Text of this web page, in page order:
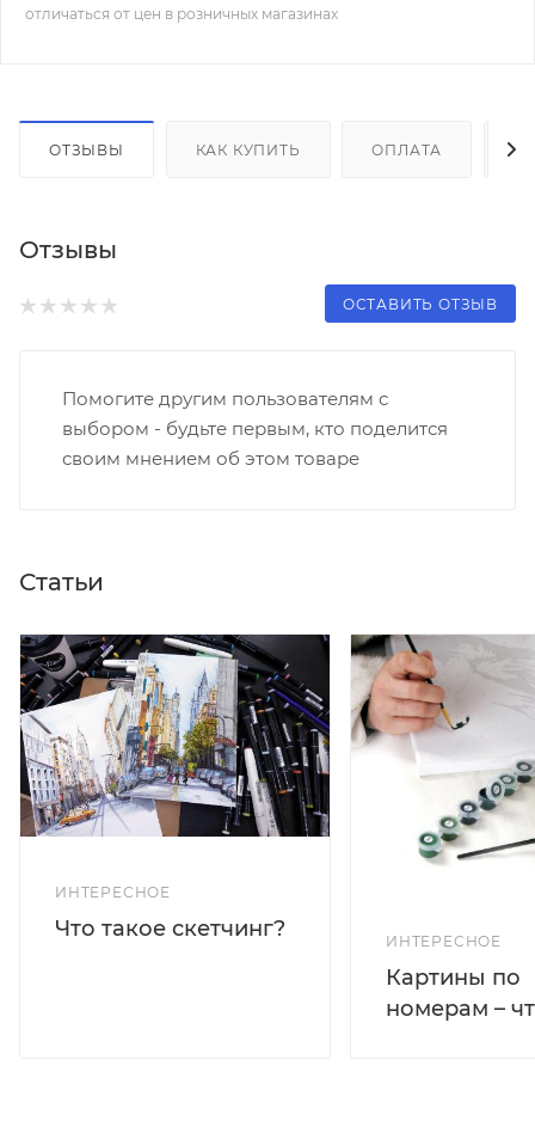
отличаться от цен в розничных магазинах
ОТЗЫВЫ КАК КУПИТЬ ОПЛАТА
Отзывы
ОСТАВИТЬ ОТЗЫВ
Помогите другим пользователям с
выбором - будьте первым, кто поделится
своим мнением об этом товаре
Статьи
ИНТЕРЕСНОЕ
Что такое скетчинг?
ИНТЕРЕСНОЕ
Картины по
номерам –